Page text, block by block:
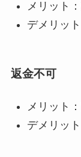
メリット
デメリッ
返金不可
メリット
デメリッ